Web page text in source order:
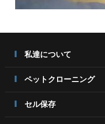
私達について
ペットクローニング
セル保存